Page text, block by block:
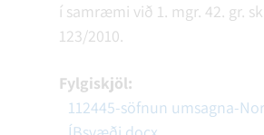
í samræmi við 1. mgr. 42. gr.
123/2010.
Fylgiskjöl:
112445-söfnun umsagna-